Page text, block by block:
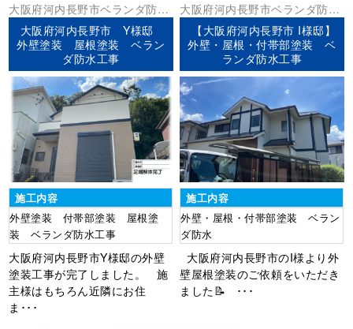
大阪府河内長野市ベランダ防水
外壁塗装屋根塗装
大阪府河内長野市 Y様邸
外壁塗装 屋根塗装 ベラン
ダ防水工事
施工内容
外壁塗装 付帯部塗装 屋根塗
装 ベランダ防水工事
大阪府河内長野市Y様邸の外壁
塗装工事が完了しました。 施
主様はもちろん近隣にお住
ま･･･
大阪府河内長野市ベランダ防水
外壁塗装 屋根塗装
【大阪府河内長野市 I様邸】
外壁・屋根・付帯部塗装 ベ
ランダ防水工事
施工内容
外壁・屋根・付帯部塗装 ベラン
ダ防水
大阪府河内長野市のI様より外
壁屋根塗装のご依頼をいただき
ました📝 ･･･